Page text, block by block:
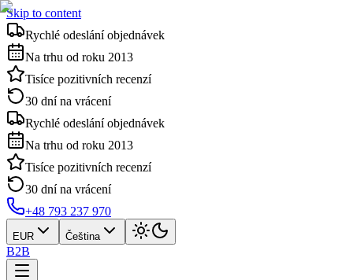
Skip to content
Rychlé odeslání objednávek
Na trhu od roku 2013
Tisíce pozitivních recenzí
30 dní na vrácení
Rychlé odeslání objednávek
Na trhu od roku 2013
Tisíce pozitivních recenzí
30 dní na vrácení
+48 793 237 970
EUR Čeština
B2B